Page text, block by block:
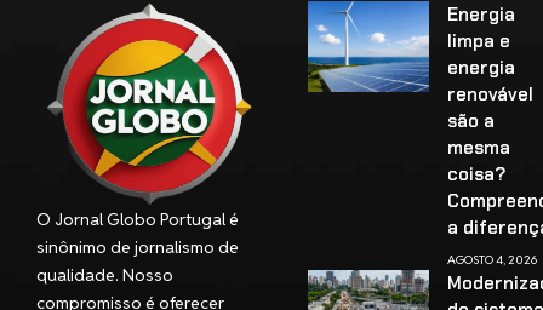
O Jornal Globo Portugal é
sinônimo de jornalismo de
qualidade. Nosso
compromisso é oferecer
Energia
limpa e
energia
renovável
são a
mesma
coisa?
a
AGOSTO 4, 2026